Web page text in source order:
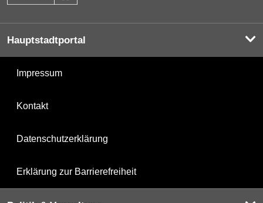
Hauptstadtportal
Impressum
Kontakt
Datenschutzerklärung
Erklärung zur Barrierefreiheit